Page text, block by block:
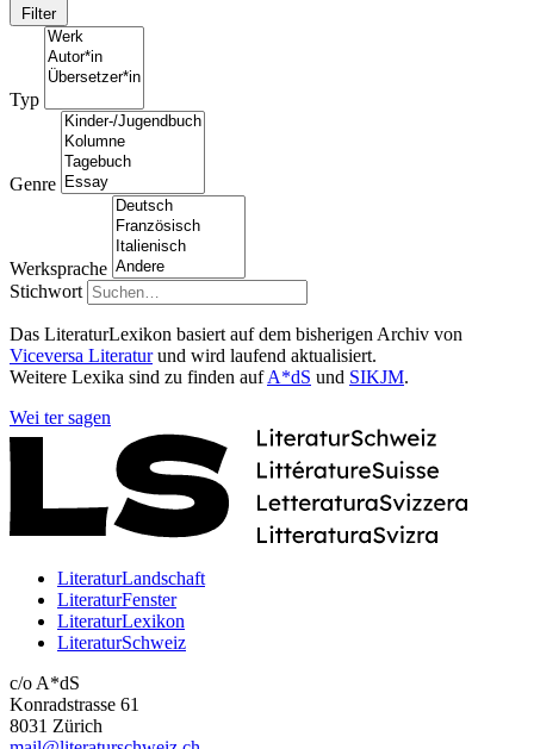
Filter
Typ
Genre
Werksprache
Stichwort
Das LiteraturLexikon basiert auf dem bisherigen Archiv von
Viceversa Literaturund wird laufend aktualisiert.
Weitere Lexika sind zu finden aufA*dS und SIKJM.
Wei ter sagen
LiteraturLandschaft
LiteraturFenster
LiteraturLexikon
LiteraturSchweiz
c/o A*dS
Konradstrasse 61
8031 Zürich